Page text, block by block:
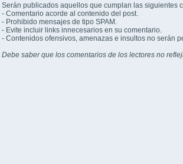
Serán publicados aquellos que cumplan las siguientes
- Comentario acorde al contenido del post.
- Prohibido mensajes de tipo SPAM.
- Evite incluir links innecesarios en su comentario.
- Contenidos ofensivos, amenazas e insultos no serán
Debe saber que los comentarios de los lectores no